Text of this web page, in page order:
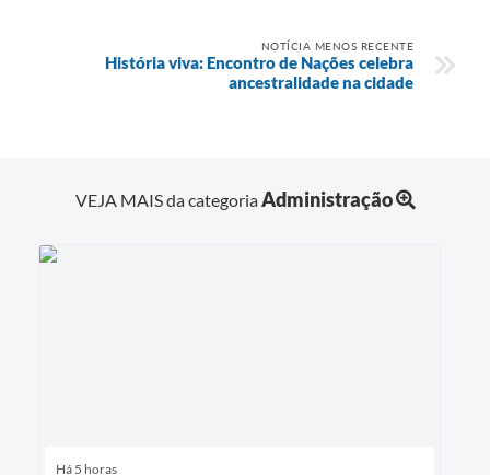
NOTÍCIA MENOS RECENTE
História viva: Encontro de Nações celebra
ancestralidade na cidade
VEJA MAIS da categoriaAdministração
Há 5 horas